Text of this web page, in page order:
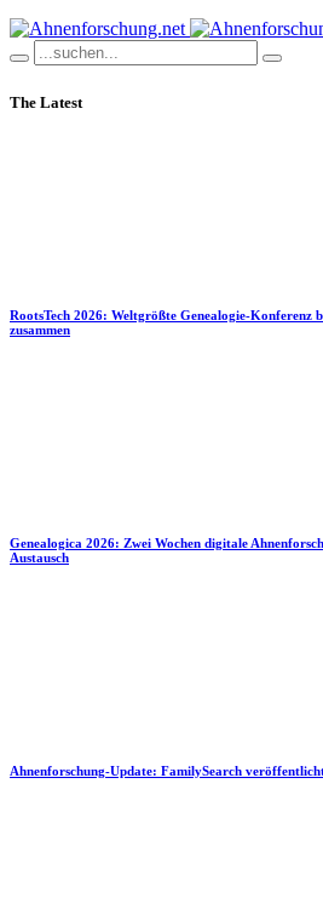
The Latest
RootsTech 2026: Weltgrößte Genealogie-Konferenz
zusammen
Genealogica 2026: Zwei Wochen digitale
Austausch
Ahnenforschung-Update: FamilySearch